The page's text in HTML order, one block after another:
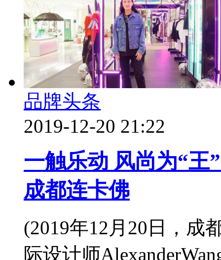
品牌头条
2019-12-20 21:22
一触乐动 风尚为“
成都连卡佛
(2019年12月20日，成
际设计师